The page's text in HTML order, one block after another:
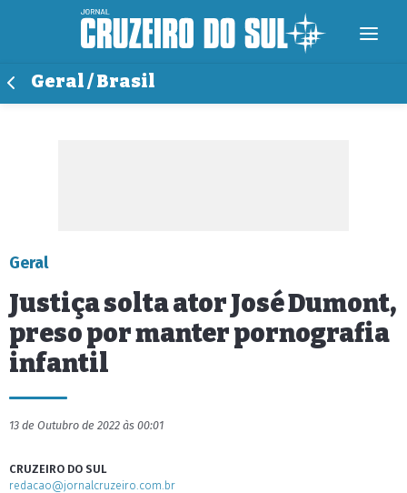
Geral / Brasil
Geral
Justiça solta ator José Dumont,
preso por manter pornografia
infantil
13 de Outubro de 2022 às 00:01
CRUZEIRO DO SUL
redacao@jornalcruzeiro.com.br